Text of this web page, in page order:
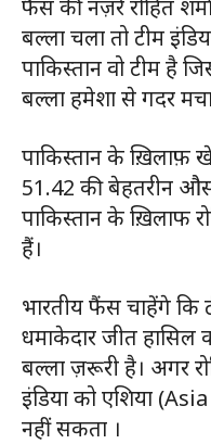
फैंस की नज़रे रोहित
बल्ला चला तो टीम
पाकिस्तान वो टीम है
बल्ला हमेशा से गदर
पाकिस्तान के ख़िलाफ़
51.42 की बेहतरीन
पाकिस्तान के ख़िलाफ
हैं।
भारतीय फैंस चाहेंगे कि
धमाकेदार जीत हासिल
बल्ला ज़रूरी है। अगर
इंडिया को एशिया
नहीं सकता ।